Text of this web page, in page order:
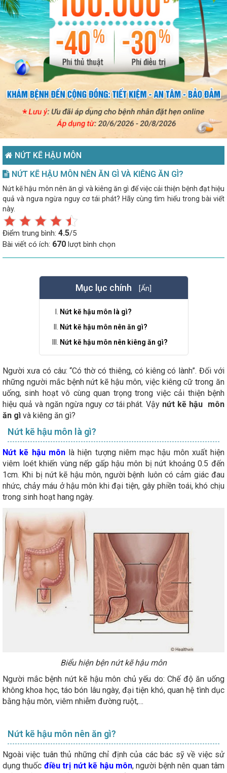
NỨT KẼ HẬU MÔN
NỨT KẼ HẬU MÔN NÊN ĂN GÌ VÀ KIÊNG ĂN GÌ?
Nứt kẽ hậu môn nên ăn gì và kiêng ăn gì để việc cải thiện bệnh đạt hiệu
quả và ngưa ngừa nguy cơ tái phát? Hãy cùng tìm hiểu trong bài viết
này.
Điểm trung bình: 4.5/5
Bài viết có ích: 670 lượt bình chọn
Mục lục chính [Ẩn]
Nứt kẽ hậu môn là gì?
Nứt kẽ hậu môn nên ăn gì?
Nứt kẽ hậu môn nên kiêng ăn gì?
Người xưa có câu: “Có thờ có thiêng, có kiêng có lành”. Đối với
những người mắc bệnh nứt kẽ hậu môn, việc kiêng cữ trong ăn
uống, sinh hoạt vô cùng quan trọng trong việc cải thiện bệnh
hiệu quả và ngăn ngừa nguy cơ tái phát. Vậy nứt kẽ hậu môn
ăn gì và kiêng ăn gì?
Nứt kẽ hậu môn là gì?
Nứt kẽ hậu mônlà hiện tượng niêm mạc hậu môn xuất hiện
viêm loét khiến vùng nếp gấp hậu môn bị nứt khoảng 0.5 đến
1cm. Khi bị nứt kẽ hậu môn, người bệnh luôn có cảm giác đau
nhức, chảy máu ở hậu môn khi đại tiện, gây phiền toái, khó chịu
trong sinh hoạt hang ngày.
Biểu hiện bện nứt kẽ hậu môn
Người mắc bệnh nứt kẽ hậu môn chủ yếu do: Chế độ ăn uống
không khoa học, táo bón lâu ngày, đại tiện khó, quan hệ tình dục
bằng hậu môn, viêm nhiễm đường ruột,…
Nứt kẽ hậu môn nên ăn gì?
Ngoài việc tuân thủ những chỉ định của các bác sỹ về việc sử
dụng thuốc điều trị nứt kẽ hậu môn, người bệnh nên quan tâm